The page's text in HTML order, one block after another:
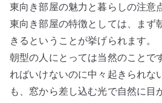
東向き部屋の魅力と暮らしの注意
東向き部屋の特徴としては、まず
きるということが挙げられます。
朝型の人にとっては当然のことで
ればいけないのに中々起きられな
も、窓から差し込む光で自然に目